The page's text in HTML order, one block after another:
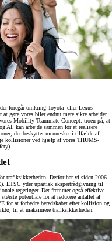
foregår omkring Toyota- eller Lexus-
gøre vores biler endnu mere sikre arbejder
Mobility Teammate Concept: troen på, at
AI, kan arbejde sammen for at realisere
der beskytter mennesker i tilfælde af
kollisioner ved hjælp af vores THUMS-
trafiksikkerheden. Derfor har vi siden 2006
ETSC yder upartisk ekspertrådgivning til
regeringer. Det fremmer også effektive
potentiale for at reducere antallet af
for at forbedre beredskabet efter kollision og
til at maksimere trafiksikkerheden.